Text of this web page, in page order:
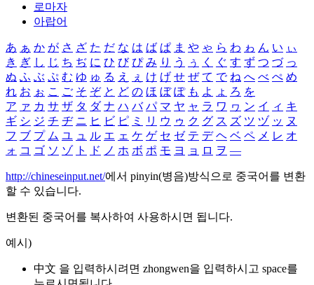
로마자
아랍어
あ ぁ か が さ ざ た だ な は ば ぱ ま や ゃ ら わ ゎ ん い ぃ
き ぎ し じ ち ぢ に ひ び ぴ み り う ぅ く ぐ す ず つ づ っ
ぬ ふ ぶ ぷ む ゆ ゅ る え ぇ け げ せ ぜ て で ね へ べ ぺ め
れ お ぉ こ ご そ ぞ と ど の ほ ぼ ぽ も よ ょ ろ を
ア ァ カ サ ザ タ ダ ナ ハ バ パ マ ヤ ャ ラ ワ ヮ ン イ ィ キ
ギ シ ジ チ ヂ ニ ヒ ビ ピ ミ リ ウ ゥ ク グ ス ズ ツ ヅ ッ ヌ
フ ブ プ ム ユ ュ ル エ ェ ケ ゲ セ ゼ テ デ ヘ ベ ペ メ レ オ
ォ コ ゴ ソ ゾ ト ド ノ ホ ボ ポ モ ヨ ョ ロ ヲ ―
http://chineseinput.net/에서 pinyin(병음)방식으로 중국어를 변환
할 수 있습니다.
변환된 중국어를 복사하여 사용하시면 됩니다.
예시)
中文 을 입력하시려면 zhongwen을 입력하시고 space를